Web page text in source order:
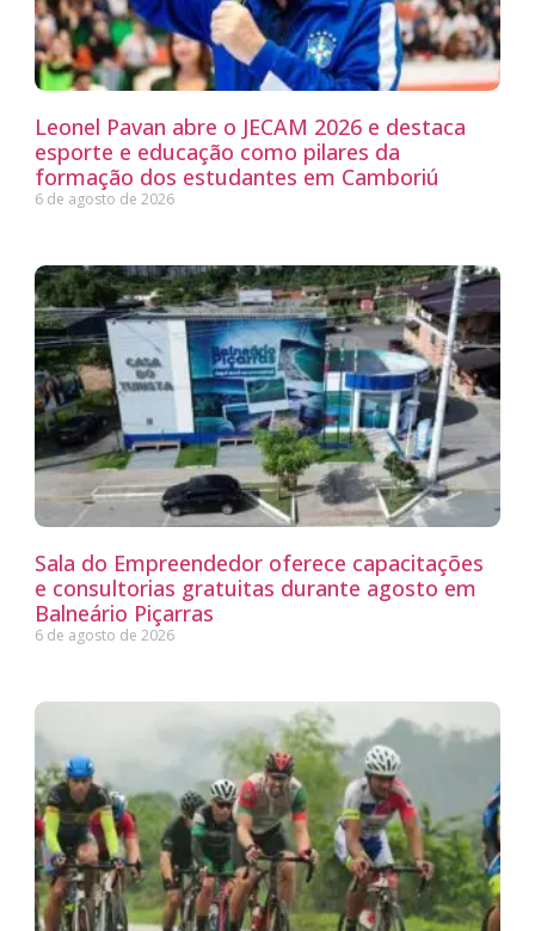
Leonel Pavan abre o JECAM 2026 e destaca
esporte e educação como pilares da
formação dos estudantes em Camboriú
6 de agosto de 2026
Sala do Empreendedor oferece capacitações
e consultorias gratuitas durante agosto em
Balneário Piçarras
6 de agosto de 2026